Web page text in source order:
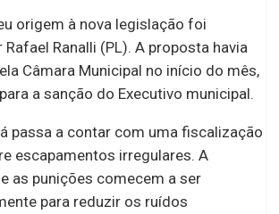
origem à nova legislação foi
Ranalli (PL). A proposta havia
Câmara Municipal no início do mês,
a sanção do Executivo municipal.
passa a contar com uma fiscalização
escapamentos irregulares. A
as punições comecem a ser
para reduzir os ruídos